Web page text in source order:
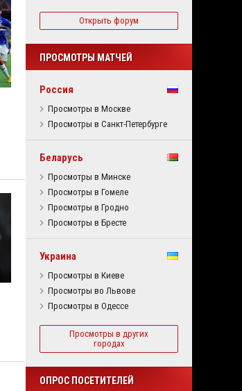
Открыть форум
ПРОСМОТРЫ МАТЧЕЙ
Россия
Просмотры в Москве
Просмотры в Санкт-Петербурге
Беларусь
Просмотры в Минске
Просмотры в Гомеле
Просмотры в Гродно
Просмотры в Бресте
Украина
Просмотры в Киеве
Просмотры во Львове
Просмотры в Одессе
Просмотры в других
городах
ОПРОС ПОСЕТИТЕЛЕЙ